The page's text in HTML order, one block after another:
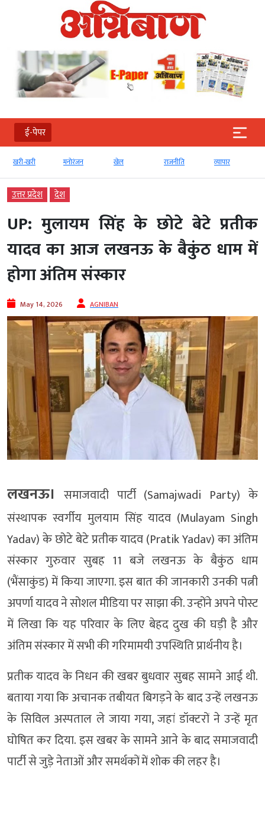
ई-पेपर
खरी-खरी मनोरंजन खेल राजनीति व्‍यापार
उत्तर प्रदेश देश
UP: मुलायम सिंह के छोटे बेटे प्रतीक
यादव का आज लखनऊ के बैकुंठ धाम में
होगा अंतिम संस्कार
May 14, 2026 AGNIBAN
लखनऊ। समाजवादी पार्टी (Samajwadi Party) के
संस्थापक स्वर्गीय मुलयाम सिंह यादव (Mulayam Singh
Yadav) के छोटे बेटे प्रतीक यादव (Pratik Yadav) का अंतिम
संस्कार गुरुवार सुबह 11 बजे लखनऊ के बैकुंठ धाम
(भैंसाकुंड) में किया जाएगा. इस बात की जानकारी उनकी पत्नी
अपर्णा यादव ने सोशल मीडिया पर साझा की. उन्होंने अपने पोस्ट
में लिखा कि यह परिवार के लिए बेहद दुख की घड़ी है और
अंतिम संस्कार में सभी की गरिमामयी उपस्थिति प्रार्थनीय है।
प्रतीक यादव के निधन की खबर बुधवार सुबह सामने आई थी.
बताया गया कि अचानक तबीयत बिगड़ने के बाद उन्हें लखनऊ
के सिविल अस्पताल ले जाया गया, जहां डॉक्टरों ने उन्हें मृत
घोषित कर दिया. इस खबर के सामने आने के बाद समाजवादी
पार्टी से जुड़े नेताओं और समर्थकों में शोक की लहर है।